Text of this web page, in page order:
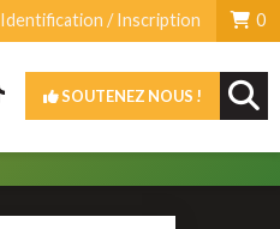
0
Identification / Inscription
SOUTENEZ NOUS !